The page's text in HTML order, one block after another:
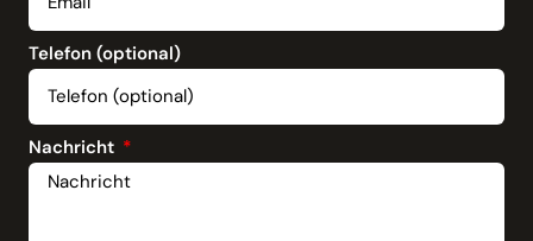
Telefon (optional)
Nachricht